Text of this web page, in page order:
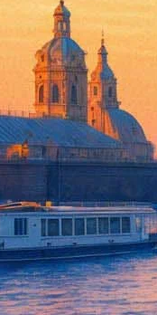
07 марта 2013,11:18